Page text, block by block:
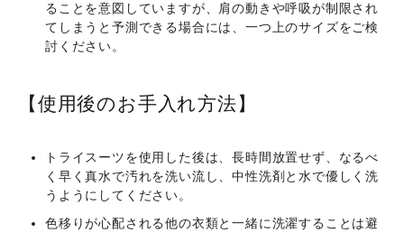
ることを意図していますが、肩の動きや呼吸が制限され
てしまうと予測できる場合には、一つ上のサイズをご検
討ください。
【使用後のお手入れ方法】
トライスーツを使用した後は、長時間放置せず、なるべ
く早く真水で汚れを洗い流し、中性洗剤と水で優しく洗
うようにしてください。
色移りが心配される他の衣類と一緒に洗濯することは避